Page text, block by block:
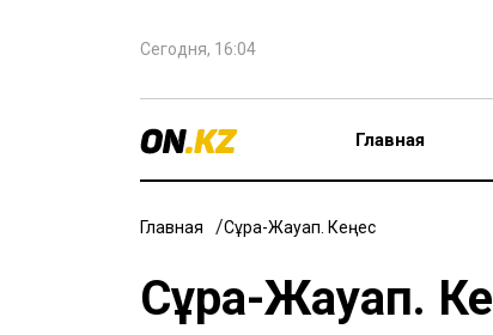
Сегодня, 16:04
Главная
Главная Сұрақ-Жауап. Кеңес
Сұрақ-Жауап.